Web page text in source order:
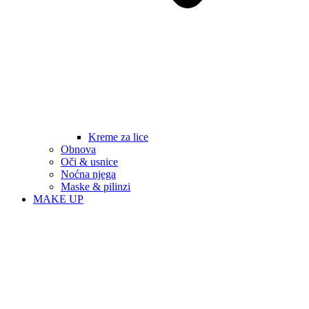
Kreme za lice
Obnova
Oči & usnice
Noćna njega
Maske & pilinzi
MAKE UP